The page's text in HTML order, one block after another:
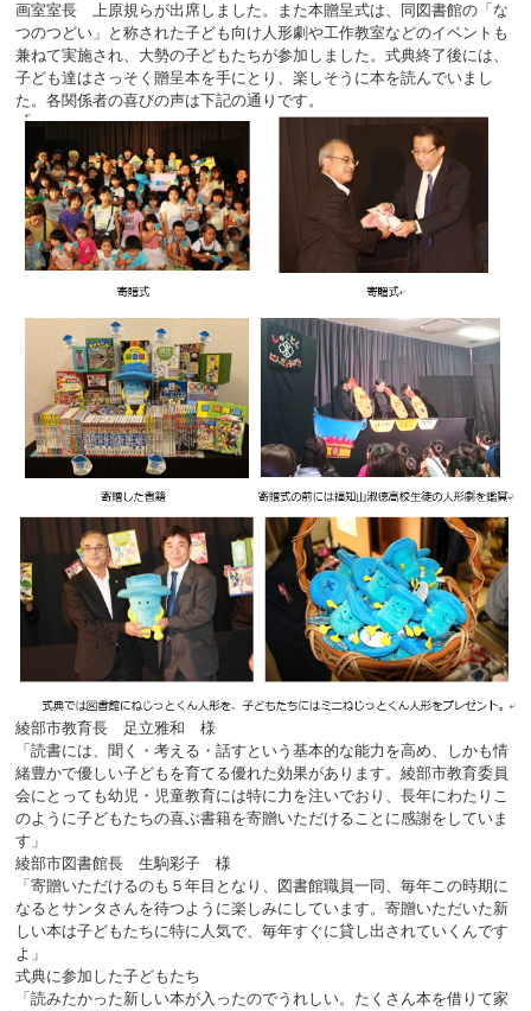
画室室長 上原規らが出席しました。また本贈呈式は、同図書館の「な
つのつどい」と称された子ども向け人形劇や工作教室などのイベントも
兼ねて実施され、大勢の子どもたちが参加しました。式典終了後には、
子ども達はさっそく贈呈本を手にとり、楽しそうに本を読んでいまし
た。各関係者の喜びの声は下記の通りです。
綾部市教育長 足立雅和 様
「読書には、聞く・考える・話すという基本的な能力を高め、しかも情
緒豊かで優しい子どもを育てる優れた効果があります。綾部市教育委員
会にとっても幼児・児童教育には特に力を注いでおり、長年にわたりこ
のように子どもたちの喜ぶ書籍を寄贈いただけることに感謝をしていま
す」
綾部市図書館長 生駒彩子 様
「寄贈いただけるのも５年目となり、図書館職員一同、毎年この時期に
なるとサンタさんを待つように楽しみにしています。寄贈いただいた新
しい本は子どもたちに特に人気で、毎年すぐに貸し出されていくんです
よ」
式典に参加した子どもたち
「読みたかった新しい本が入ったのでうれしい。たくさん本を借りて家